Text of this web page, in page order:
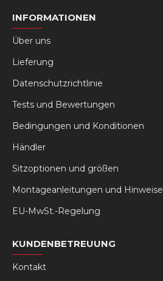
INFORMATIONEN
Über uns
Lieferung
Datenschutzrichtlinie
Tests und Bewertungen
Bedingungen und Konditionen
Händler
Sitzoptionen und größen
Montageanleitungen und Hinweise
EU-MwSt.-Regelung
KUNDENBETREUUNG
Kontakt